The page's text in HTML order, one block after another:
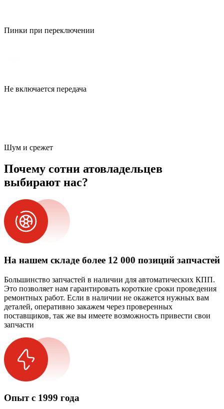
Пинки при переключении
Не включается передача
Шум и срежет
Почему сотни атовладельцев
выбирают нас?
На нашем складе более 12 000 позиций запчастей
Большинство запчастей в наличии для автоматических КПП.
Это позволяет нам гарантировать короткие сроки проведения
ремонтных работ. Если в наличии не окажется нужных вам
деталей, оперативно закажем через проверенных
поставщиков, так же вы имеете возможность привести свои
запчасти
Опыт с 1999 года